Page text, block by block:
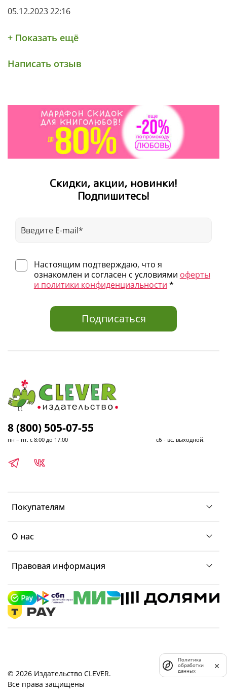
05.12.2023 22:16
+ Показать ещё
Написать отзыв
Скидки, акции, новинки!
Подпишитесь!
Настоящим подтверждаю, что я
ознакомлен и согласен с условиями оферты
и политики конфиденциальности *
Подписаться
Покупателям
О нас
Правовая информация
8 (800) 505-07-55
пн – пт. с 8:00 до 17:00 сб - вс. выходной.
© 2026 Издательство CLEVER.
Все права защищены
Политика
обработки
данных